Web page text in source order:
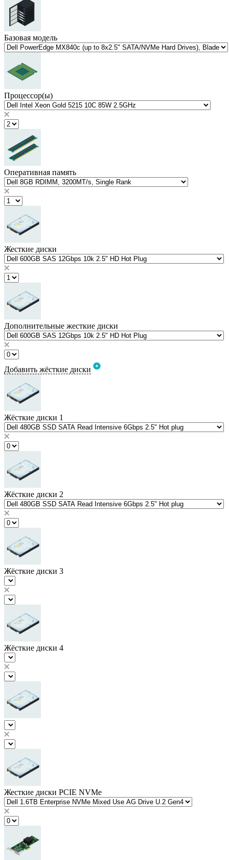
Базовая модель
Процессор(ы)
Оперативная память
Жесткие диски
Дополнительные жесткие диски
Добавить жёсткие диски
Жёсткие диски 1
Жёсткие диски 2
Жёсткие диски 3
Жёсткие диски 4
Жесткие диски PCIE NVMe